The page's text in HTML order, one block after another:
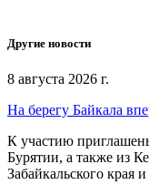
Другие новости
8 августа 2026 г.
На берегу Байкала
К участию
Бурятии, а также из
Забайкальского края